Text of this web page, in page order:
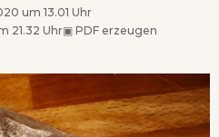
um 13.01 Uhr
21.32 Uhr▣ PDF erzeugen